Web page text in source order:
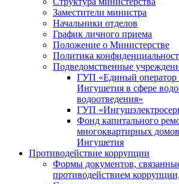
Заместители министра
Начальники отделов
График личного приема
Положение о Министерстве
Политика
Подведомственные
ГУП «Единый оператор
Ингушетия в сфере
водоотведения»
ГУП
Фонд капитального
многоквартирных
Ингушетия
Противодействие коррупции
Формы документов,
противодействием